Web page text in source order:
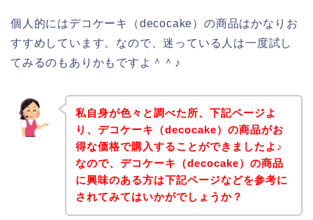
個人的にはデコケーキ（decocake）の商品はかなりお
すすめしています。なので、迷っている人は一度試し
てみるのもありかもですよ＾＾♪
私自身が色々と調べた所、下記ページよ
り、デコケーキ（decocake）の商品がお
得な価格で購入することができましたよ♪
なので、デコケーキ（decocake）の商品
に興味のある方は下記ページなどを参考に
されてみてはいかがでしょうか？